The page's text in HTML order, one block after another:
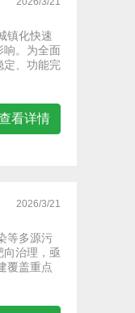
镇化快速
响。为全面
定、功能完
看详情
2026/3/21
等多源污
向治理，亟
覆盖重点